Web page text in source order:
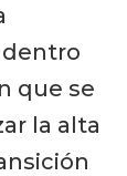
dentro
que se
la alta